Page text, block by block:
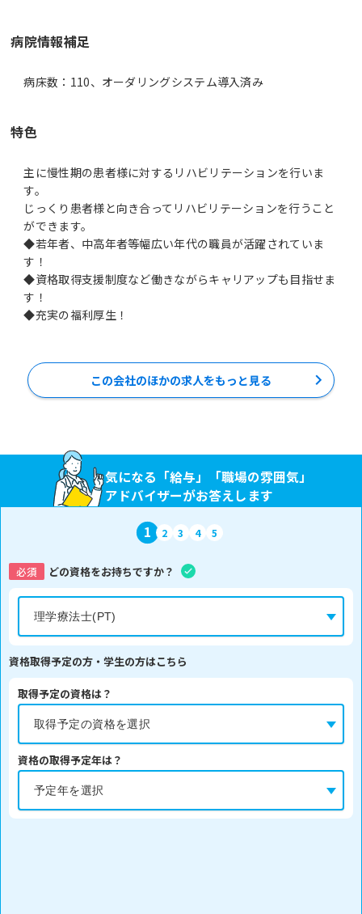
病院情報補足
病床数：110、オーダリングシステム導入済み
特色
主に慢性期の患者様に対するリハビリテーションを行いま
す。
じっくり患者様と向き合ってリハビリテーションを行うこと
ができます。
◆若年者、中高年者等幅広い年代の職員が活躍されていま
す！
◆資格取得支援制度など働きながらキャリアップも目指せま
す！
◆充実の福利厚生！
この会社のほかの求人をもっと見る
気になる「給与」「職場の雰囲気」
アドバイザーがお答えします
1 2 3 4 5
必須 どの資格をお持ちですか？
資格取得予定の方・学生の方はこちら
取得予定の資格は？
資格の取得予定年は？